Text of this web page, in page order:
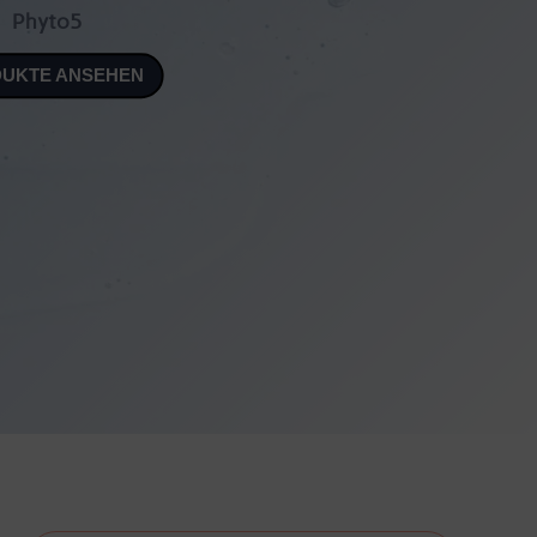
Phyto5
ANSEHEN